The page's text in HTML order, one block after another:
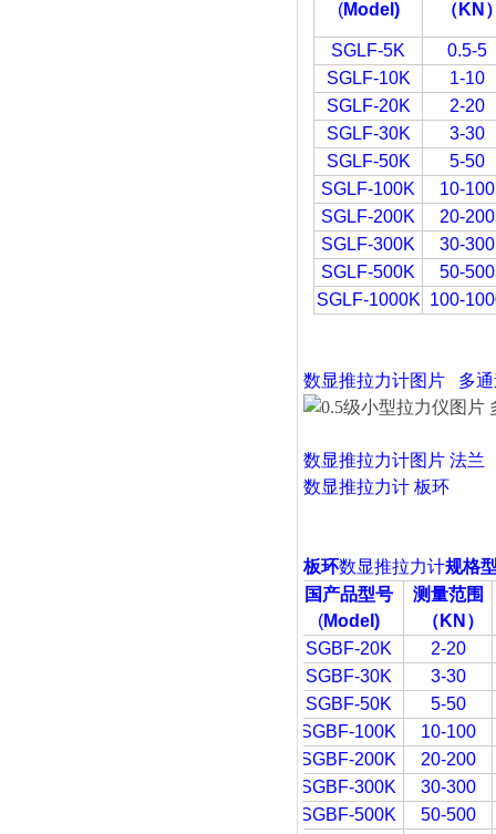
(Model) （ KN
SGLF-5K
0.5-5
SGLF-10K
1-10
SGLF-20K
2-20
SGLF-30K
3-30
SGLF-50K
5-50
SGLF-100K
10-100
SGLF-200K
20-200
SGLF-300K
30-300
SGLF-500K
50-500
SGLF-1000K 100-
数显推拉力计图片 多
数显推拉力计图片 法兰
数显推拉力计 板环
板环数显推拉力计规格
国产品型号
(Model)
测量范围
（ KN ）
SGBF-20K
2-20
SGBF-30K
3-30
SGBF-50K
5-50
SGBF-100K
10-100
SGBF-200K
20-200
SGBF-300K
30-300
SGBF-500K
50-500